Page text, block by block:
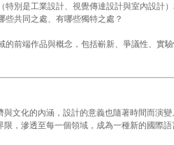
特別是工業設計、視覺傳達設計與室內設計
些共同之處、有哪些獨特之處？
的前端作品與概念，包括嶄新、爭議性、實
文化的內涵，設計的意義也隨著時間而演
，滲透至每一個領域，成為一種新的國際語